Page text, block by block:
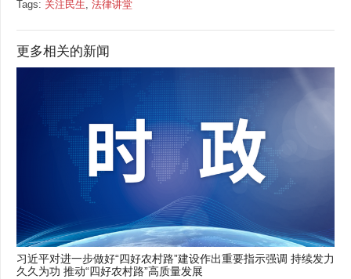
Tags: 关注民生, 法律讲堂
更多相关的新闻
习近平对进一步做好“四好农村路”建设作出重要指示强调 持续发力
久久为功 推动“四好农村路”高质量发展